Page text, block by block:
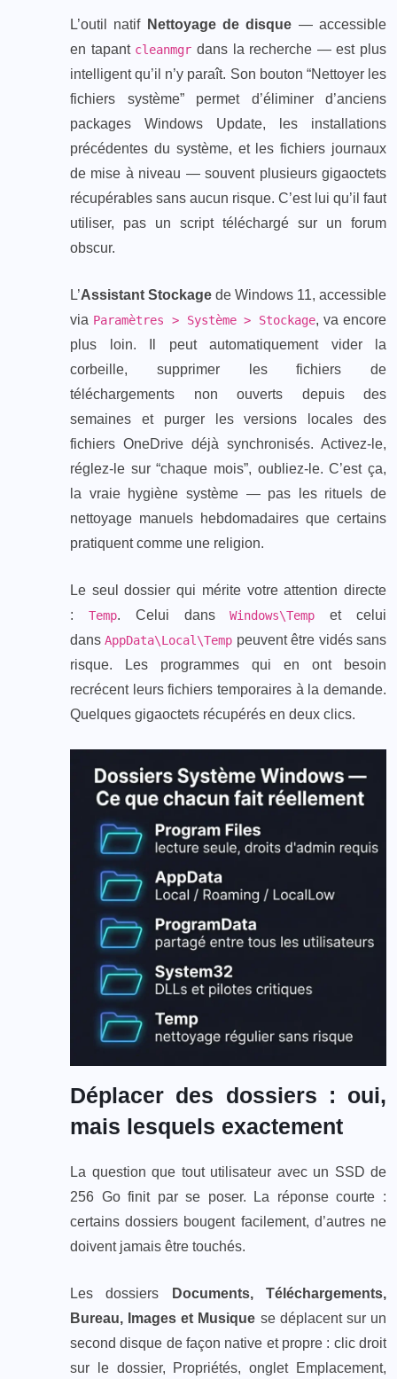
L’outil natif Nettoyage de disque — accessible
en tapant cleanmgr dans la recherche — est plus
intelligent qu’il n’y paraît. Son bouton “Nettoyer les
fichiers système” permet d’éliminer d’anciens
packages Windows Update, les installations
précédentes du système, et les fichiers journaux
de mise à niveau — souvent plusieurs gigaoctets
récupérables sans aucun risque. C’est lui qu’il faut
utiliser, pas un script téléchargé sur un forum
obscur.
L’Assistant Stockage de Windows 11, accessible
via Paramètres > Système > Stockage, va encore
plus loin. Il peut automatiquement vider la
corbeille, supprimer les fichiers de
téléchargements non ouverts depuis des
semaines et purger les versions locales des
fichiers OneDrive déjà synchronisés. Activez-le,
réglez-le sur “chaque mois”, oubliez-le. C’est ça,
la vraie hygiène système — pas les rituels de
nettoyage manuels hebdomadaires que certains
pratiquent comme une religion.
Le seul dossier qui mérite votre attention directe
: Temp. Celui dansWindows\Temp et celui
dansAppData\Local\Temp peuvent être vidés sans
risque. Les programmes qui en ont besoin
recrécent leurs fichiers temporaires à la demande.
Quelques gigaoctets récupérés en deux clics.
Déplacer des dossiers : oui,
mais lesquels exactement
La question que tout utilisateur avec un SSD de
256 Go finit par se poser. La réponse courte :
certains dossiers bougent facilement, d’autres ne
doivent jamais être touchés.
Les dossiers
Documents, Téléchargements,
Bureau, Images et Musique se déplacent sur un
second disque de façon native et propre : clic droit
sur le dossier, Propriétés, onglet Emplacement,